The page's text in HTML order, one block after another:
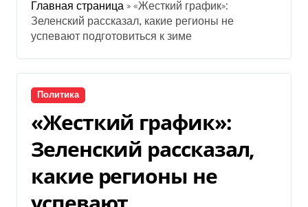
Главная страница » «Жесткий график»:
Зеленский рассказал, какие регионы не
успевают подготовиться к зиме
Политика
«Жесткий график»:
Зеленский рассказал,
какие регионы не